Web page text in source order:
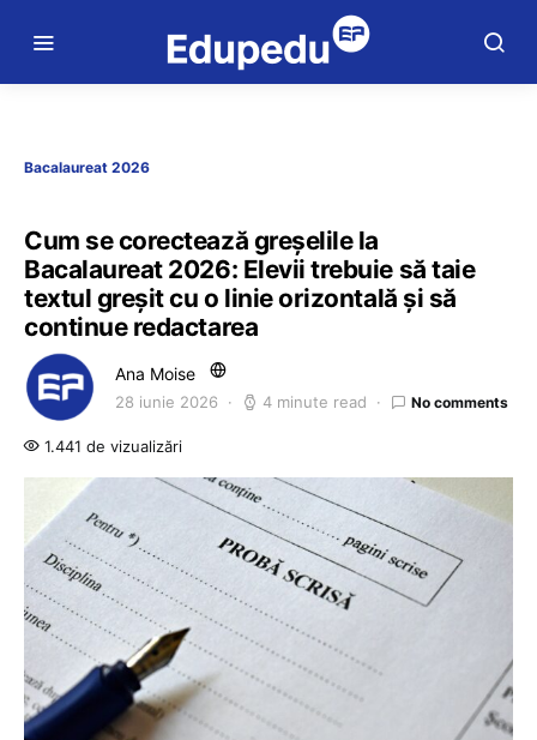
Bacalaureat 2026
Cum se corectează greșelile la
Bacalaureat 2026: Elevii trebuie să taie
textul greșit cu o linie orizontală și să
continue redactarea
Ana Moise
28 iunie 2026 4 minute read No comments
1.441 de vizualizări